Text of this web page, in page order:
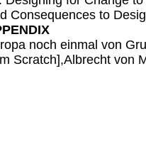
Consequences to
noch einmal von
Scratch],Albrecht von